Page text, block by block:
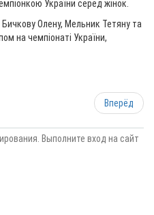
України серед жінок.
Бичкову Олену, Мельник Тетяну та
на чемпіонаті України,
Вперёд
Выполните вход на сайт